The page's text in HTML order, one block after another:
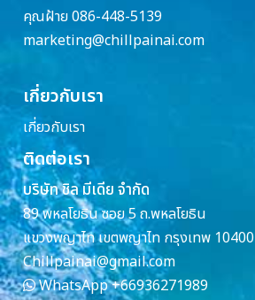
คุณฝ้าย 086-448-5139
marketing@chillpainai.com
เกี่ยวกับเรา
เกี่ยวกับเรา
ติดต่อเรา
บริษัท ชิล มีเดีย จำกัด
89 พหลโยธิน ซอย 5 ถ.พหลโยธิน
แขวงพญาไท เขตพญาไท กรุงเทพ 10400
Chillpainai@gmail.com
WhatsApp+66936271989